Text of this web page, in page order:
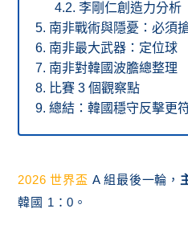
李剛仁創造力分析
南非戰術與隱憂：必須
南非最大武器：定位球
南非對韓國波膽總整理
比賽 3 個觀察點
總結：韓國穩守反擊更
2026 世界盃 A 組最後一輪，
韓國 1：0。